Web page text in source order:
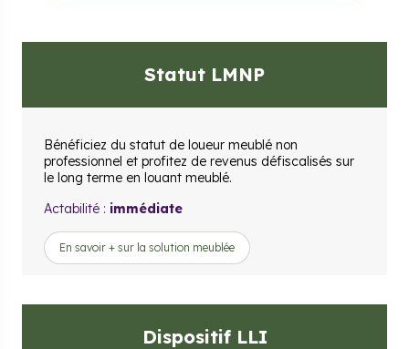
Statut LMNP
Bénéficiez du statut de loueur meublé non
professionnel et profitez de revenus défiscalisés sur
le long terme en louant meublé.
Actabilité : immédiate
En savoir + sur la solution meublée
Dispositif LLI